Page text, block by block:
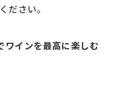
ださい。
ワインを最高に楽しむ